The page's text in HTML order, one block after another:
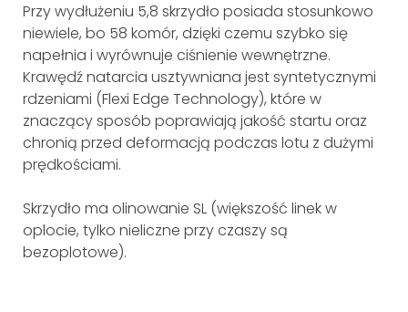
Przy wydłużeniu 5,8 skrzydło posiada stosunkowo
niewiele, bo 58 komór, dzięki czemu szybko się
napełnia i wyrównuje ciśnienie wewnętrzne.
Krawędź natarcia usztywniana jest syntetycznymi
rdzeniami (Flexi Edge Technology), które w
znaczący sposób poprawiają jakość startu oraz
chronią przed deformacją podczas lotu z dużymi
prędkościami.
Skrzydło ma olinowanie SL (większość linek w
oplocie, tylko nieliczne przy czaszy są
bezoplotowe).